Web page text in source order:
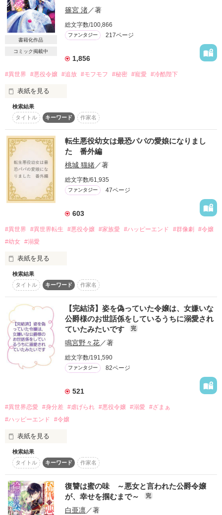
「フランソワーズ・ベルナール、貴様との婚約は破棄させても
らう」
パーティーの場で、シュバリタイア王国の王太子……セドリッ
ク・ノル・シュバリタイアの声が響く。
その隣にはフランソワーズの義理の妹、マドレーヌが立ってい
（さて……ここまでは物語通りかしら）
フランソワーズ・ベルナールは前世で読んだ小説の悪役令嬢だ
った。
が……。
（これですべてが思い通りに終わると思っているんでしょう
マドレーヌに貶められて罪に問われたフランソワーズは国外へ
の逃亡を決意する。
しかし逃亡しようとしたフランソワーズの前に現れたのは隣
国、フェーブル王国の王太子ステファンだった。
彼はある事情からフランソワーズの『聖女』としての力を欲し
ていた。
フェーブル王国で、国を救った救世主として持ち上げられ、ス
テファンから溺愛されるフランソワーズは幸せな日々を過ご
一方、フランソワーズを追い出したシュバリタイア王国は破滅
へと向かう──。
書籍化作品
コミック掲載中
篠宮 渚／著
総文字数/100,866
ファンタジー 217ページ
1,856
#異世界 #悪役令嬢 #追放 #モフモフ #秘密 #寵愛 #冷酷陛下
表紙を見る
「あの女よ！あいつがグレイソンをたぶらかして、邪魔な婚約
者のカティアに毒を盛ったんだわ」
冤罪から悪役の汚名を着せられて
家を守るため、ただひとり
国を追われた令嬢エスター。
見知らぬ土地で嵐の夜に出会ったのは
美しく獰猛な獣だった。
冷酷な獣と噂される孤高の陛下
×
悪役令嬢として追放された純真な娘
エスター＝ランジェット
＊＊
「お前のような子兎を始末するのは容易い」
「私は薬師なんです。下心なんてありません」
ある理由から婚約者を演じるよう命じられ
純真な心に触れるうちに、
徐々に甘い恋情が芽生えはじめ……？
「貴様らはエスターのなにを知っている？少し甘噛みしたくら
いで赤くなるような初心な女が、男をたぶらかせるはずないだ
ろう」
ヒトを捨てたはずの彼の言葉は
味方のいなかった彼女を優しく包んでいく。
検索結果
タイトル
キーワード 作家名
転生悪役幼女は最恐パパの愛娘になりまし
た 番外編
桃城 猫緒／著
総文字数/61,935
ファンタジー 47ページ
603
#異世界 #異世界転生 #悪役令嬢 #家族愛 #ハッピーエンド #群像劇
#令嬢
#幼女 #溺愛
表紙を見る
『転生悪役幼女は最恐パパの愛娘になりました』
番外編です。
※本編のネタバレを含みます。
2025.9.26
『Petit Chapter3 愛と呼ぶもの』を
公開しました
2025.10.24
検索結果
タイトル
キーワード 作家名
【完結済】姿を偽っていた令嬢は、女嫌いな
公爵様のお世話係をしているうちに溺愛され
ていたみたいです
完
鳴宮野々花／著
総文字数/191,590
ファンタジー 82ページ
521
#異世界恋愛 #身分差 #虐げられ #悪役令嬢 #溺愛 #ざまぁ
#ハッピーエンド
#令嬢
表紙を見る
王国の片田舎にある小さな町から、八歳の時に母方の縁戚であ
るエヴェリー伯爵家に引き取られたミシェル。彼女は伯爵一家
に疎まれ、美しい髪を黒く染めて使用人として生活するよう強
いられた。以来エヴェリー一家に虐げられて育つ。
十年後。ミシェルは同い年でエヴェリー伯爵家の一人娘である
パドマの婚約者に嵌められ、伯爵家を身一つで追い出されるこ
とに。ボロボロの格好で人気のない場所を彷徨っていたミシェ
検索結果
タイトル
キーワード 作家名
復讐は蜜の味 ～悪女と言われた公爵令嬢
が、幸せを掴むまで～
完
白亜凛／著